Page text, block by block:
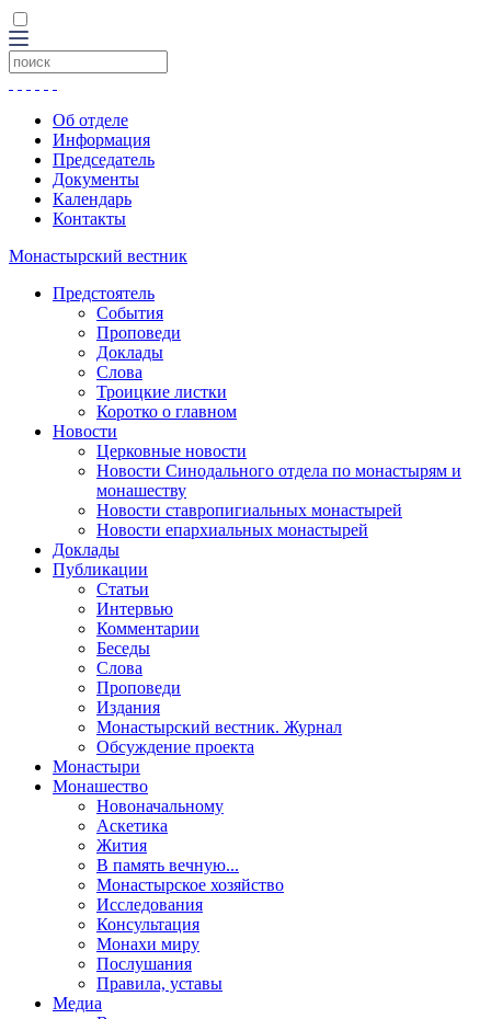
Об отделе
Информация
Председатель
Документы
Календарь
Контакты
Монастырский вестник
Предстоятель
События
Проповеди
Доклады
Слова
Троицкие листки
Коротко о главном
Новости
Церковные новости
Новости Синодального отдела по монастырям и
монашеству
Новости ставропигиальных монастырей
Новости епархиальных монастырей
Доклады
Публикации
Статьи
Интервью
Комментарии
Беседы
Слова
Проповеди
Издания
Монастырский вестник. Журнал
Обсуждение проекта
Монастыри
Монашество
Новоначальному
Аскетика
Жития
В память вечную...
Монастырское хозяйство
Исследования
Консультация
Монахи миру
Послушания
Правила, уставы
Медиа